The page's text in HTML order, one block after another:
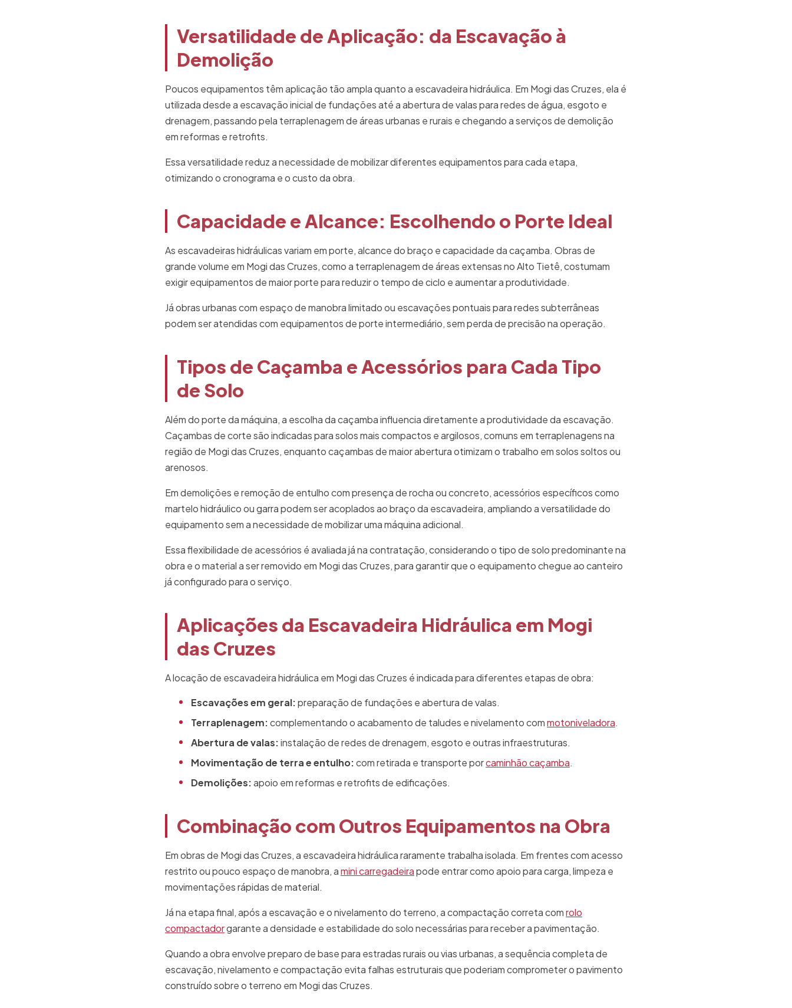
Versatilidade de Aplicação: da Escavação à
Demolição
Poucos equipamentos têm aplicação tão ampla quanto a escavadeira hidráulica. Em Mogi das Cruzes, ela é
utilizada desde a escavação inicial de fundações até a abertura de valas para redes de água, esgoto e
drenagem, passando pela terraplenagem de áreas urbanas e rurais e chegando a serviços de demolição
em reformas e retrofits.
Essa versatilidade reduz a necessidade de mobilizar diferentes equipamentos para cada etapa,
otimizando o cronograma e o custo da obra.
Capacidade e Alcance: Escolhendo o Porte Ideal
As escavadeiras hidráulicas variam em porte, alcance do braço e capacidade da caçamba. Obras de
grande volume em Mogi das Cruzes, como a terraplenagem de áreas extensas no Alto Tietê, costumam
exigir equipamentos de maior porte para reduzir o tempo de ciclo e aumentar a produtividade.
Já obras urbanas com espaço de manobra limitado ou escavações pontuais para redes subterrâneas
podem ser atendidas com equipamentos de porte intermediário, sem perda de precisão na operação.
Tipos de Caçamba e Acessórios para Cada Tipo
de Solo
Além do porte da máquina, a escolha da caçamba influencia diretamente a produtividade da escavação.
Caçambas de corte são indicadas para solos mais compactos e argilosos, comuns em terraplenagens na
região de Mogi das Cruzes, enquanto caçambas de maior abertura otimizam o trabalho em solos soltos ou
arenosos.
Em demolições e remoção de entulho com presença de rocha ou concreto, acessórios específicos como
martelo hidráulico ou garra podem ser acoplados ao braço da escavadeira, ampliando a versatilidade do
equipamento sem a necessidade de mobilizar uma máquina adicional.
Essa flexibilidade de acessórios é avaliada já na contratação, considerando o tipo de solo predominante na
obra e o material a ser removido em Mogi das Cruzes, para garantir que o equipamento chegue ao canteiro
já configurado para o serviço.
Aplicações da Escavadeira Hidráulica em Mogi
das Cruzes
A locação de escavadeira hidráulica em Mogi das Cruzes é indicada para diferentes etapas de obra:
Escavações em geral:preparação de fundações e abertura de valas.
Terraplenagem:complementando o acabamento de taludes e nivelamento commotoniveladora.
Abertura de valas:instalação de redes de drenagem, esgoto e outras infraestruturas.
Movimentação de terra e entulho:com retirada e transporte porcaminhão caçamba.
Demolições:apoio em reformas e retrofits de edificações.
Combinação com Outros Equipamentos na Obra
Em obras de Mogi das Cruzes, a escavadeira hidráulica raramente trabalha isolada. Em frentes com acesso
restrito ou pouco espaço de manobra, amini carregadeirapode entrar como apoio para carga, limpeza e
movimentações rápidas de material.
Já na etapa final, após a escavação e o nivelamento do terreno, a compactação correta comrolo
compactadorgarante a densidade e estabilidade do solo necessárias para receber a pavimentação.
Quando a obra envolve preparo de base para estradas rurais ou vias urbanas, a sequência completa de
escavação, nivelamento e compactação evita falhas estruturais que poderiam comprometer o pavimento
construído sobre o terreno em Mogi das Cruzes.